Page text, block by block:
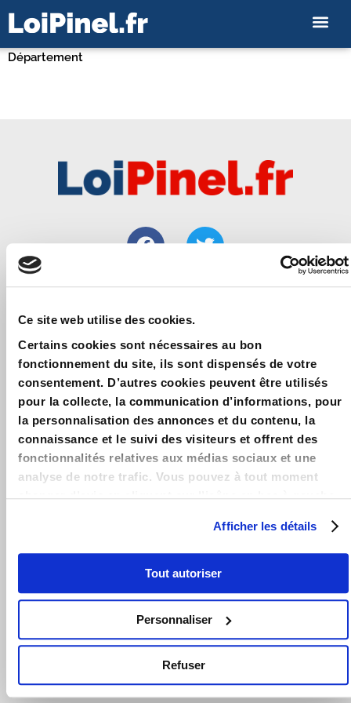
Ce site web utilise des cookies.
Certains cookies sont nécessaires au bon
fonctionnement du site, ils sont dispensés de votre
consentement. D’autres cookies peuvent être utilisés
pour la collecte, la communication d’informations, pour
la personnalisation des annonces et du contenu, la
connaissance et le suivi des visiteurs et offrent des
fonctionnalités relatives aux médias sociaux et une
analyse de notre trafic. Vous pouvez à tout moment
changer d’avis en cliquant sur l’icône en bas à gauche.
Afficher les détails
Tout autoriser
Personnaliser
Refuser
Département
Loipinel.fr vous apporte toutes les informations utiles pour
bien réussir un investissement immobilier locatif de
défiscalisation : Explication du dispositif en détails &
Exemples – Guide 2025 – Simulation & Outils de calcul des
plafonds de Loyer et de Ressources Pinel.
LOIPINEL.FR
Accueil
Contact
Guide Pinel 2025
Avantages loi Pinel
Conditions loi Pinel
Zones loi Pinel
Actualités loi Pinel